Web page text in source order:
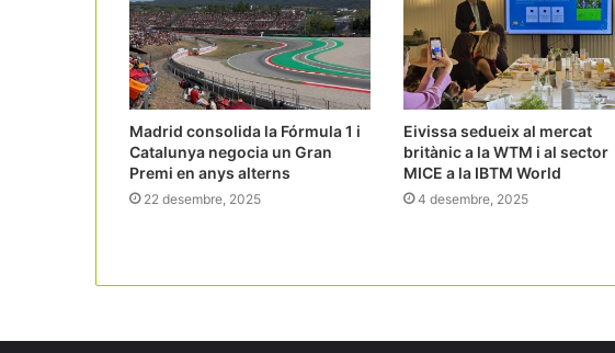
Madrid consolida la Fórmula 1 i
Catalunya negocia un Gran
Premi en anys alterns
22 desembre, 2025
Eivissa sedueix al mercat
britànic a la WTM i al sector
MICE a la IBTM World
4 desembre, 2025